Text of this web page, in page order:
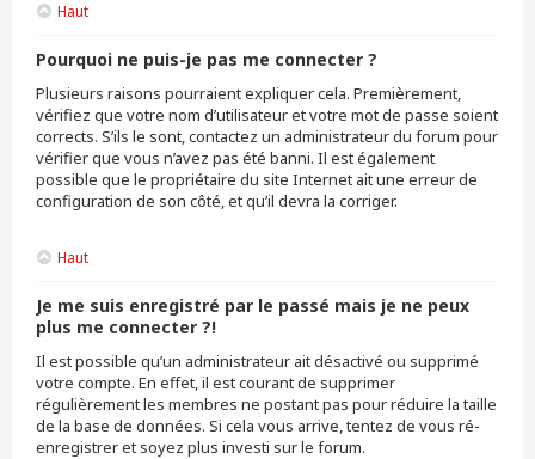
Haut
Pourquoi ne puis-je pas me connecter ?
Plusieurs raisons pourraient expliquer cela. Premièrement,
vérifiez que votre nom d’utilisateur et votre mot de passe soient
corrects. S’ils le sont, contactez un administrateur du forum pour
vérifier que vous n’avez pas été banni. Il est également
possible que le propriétaire du site Internet ait une erreur de
configuration de son côté, et qu’il devra la corriger.
Haut
Je me suis enregistré par le passé mais je ne peux
plus me connecter ?!
Il est possible qu’un administrateur ait désactivé ou supprimé
votre compte. En effet, il est courant de supprimer
régulièrement les membres ne postant pas pour réduire la taille
de la base de données. Si cela vous arrive, tentez de vous ré-
enregistrer et soyez plus investi sur le forum.